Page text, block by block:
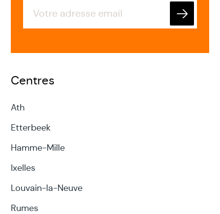
Centres
Ath
Etterbeek
Hamme-Mille
Ixelles
Louvain-la-Neuve
Rumes